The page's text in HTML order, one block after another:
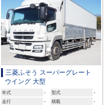
三菱ふそう スーパーグレート
ウイング 大型
年式 - 型式
-
走行
- 積載 -